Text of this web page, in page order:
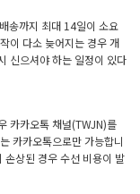
송까지 최대 14일이 소요
이 다소 늦어지는 경우 개
신으셔야 하는 일정이 있다
카카오톡 채널(TWJN)를
카카오톡으로만 가능합니
손상된 경우 수선 비용이 발